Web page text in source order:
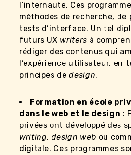
l’internaute. Ces
méthodes de recherche, de
tests d’interface. Un tel
futurs UX writers à
rédiger des contenus qui
l’expérience utilisateur, en
principes dedesign.
Formation en école
dans le web et le design :
privées ont développé des
writing, design web ou
digitale. Ces programmes